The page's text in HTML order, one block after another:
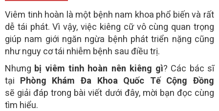
Viêm tinh hoàn là một bệnh nam khoa phổ biến và rất
dễ tái phát. Vì vậy, việc kiêng cữ vô cùng quan trọng
giúp nam giới ngăn ngừa bệnh phát triển nặng cũng
như nguy cơ tái nhiễm bệnh sau điều trị.
Nhưng bị viêm tinh hoàn nên kiêng gì? Các bác sĩ
tại Phòng Khám Đa Khoa Quốc Tế Cộng Đồng
sẽ giải đáp trong bài viết dưới đây, mời bạn đọc cùng
tìm hiểu.
- Người bệnh nên chát với
tuyến đểkhông tốn chi phí điện thoại
GỬI
TƯ VẤN TRỰC TUYẾN ONLINE(miễn phí)